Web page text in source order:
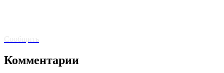
Сообщить
Комментарии